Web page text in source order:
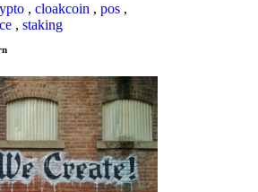
, cloakcoin , pos ,
, staking